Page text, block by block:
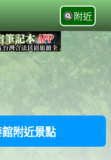
附近
附近景點